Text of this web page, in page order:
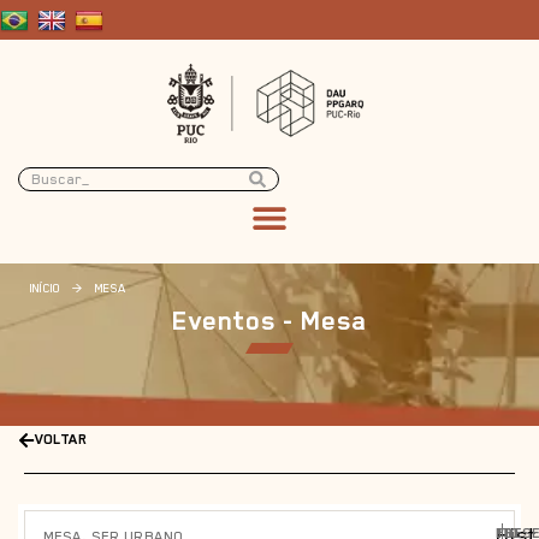
INÍCIO > MESA
Eventos - Mesa
,
10
10
VOLTAR